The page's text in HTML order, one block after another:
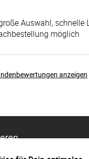
Auswahl, schnelle
möglich
anzeigen